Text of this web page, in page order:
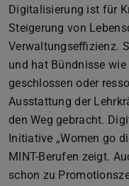
Digitalisierung ist für
Steigerung von
Verwaltungseffizienz.
und hat Bündnisse
geschlossen oder
Ausstattung der
den Weg gebracht.
Initiative „Women go
MINT-Berufen zeigt.
schon zu